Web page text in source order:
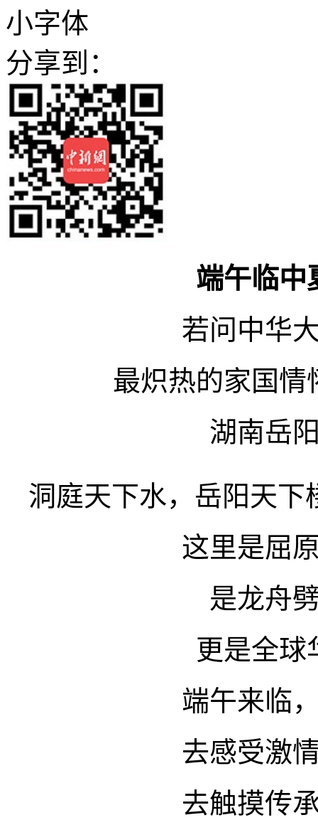
小字体
分享到：
端午临中
若问中华
最炽热的家国情
湖南岳
洞庭天下水，岳阳天下
这里是屈
是龙舟
更是全球
端午来临
去感受激
去触摸传